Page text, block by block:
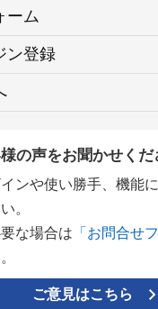
ーム
ン登録
の声をお聞かせくだ
ンや使い勝手、機能
。
な場合は 「お問合せ
ご意見はこちら